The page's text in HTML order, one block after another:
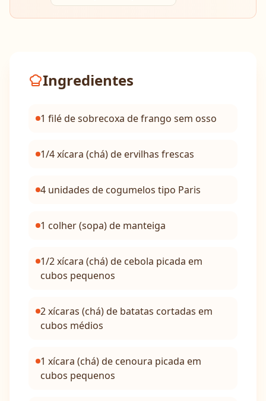
Ingredientes
1 filé de sobrecoxa de frango sem osso
1/4 xícara (chá) de ervilhas frescas
4 unidades de cogumelos tipo Paris
1 colher (sopa) de manteiga
1/2 xícara (chá) de cebola picada em
cubos pequenos
2 xícaras (chá) de batatas cortadas em
cubos médios
1 xícara (chá) de cenoura picada em
cubos pequenos